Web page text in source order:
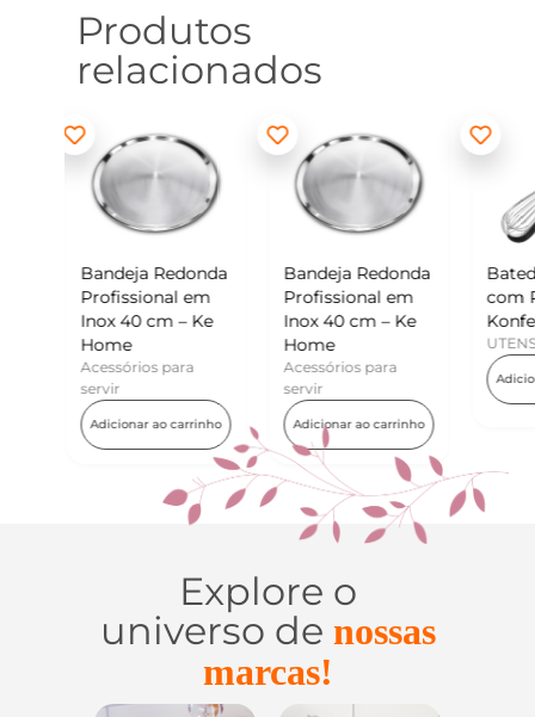
Produtos
relacionados
Bandeja Redonda
Profissional em
Inox 40 cm – Ke
Home
Acessórios para
servir
Adicionar ao carrinho
Batedor de Ovos
com Raspador –
Konfektt
UTENSÍLIOS
Adicionar ao carrinho
Explore o
universo de nossas
marcas!